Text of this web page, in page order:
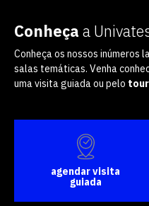
Conheça a
Conheça os nossos inúmeros
salas temáticas. Venha
uma visita guiada ou pelo
agendar visita
guiada